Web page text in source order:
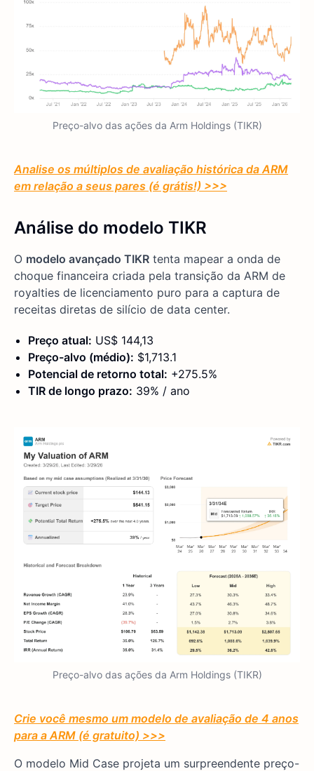
Preço-alvo das ações da Arm Holdings (TIKR)
Analise os múltiplos de avaliação histórica da ARM
em relação a seus pares (é grátis!) >>>
Análise do modelo TIKR
O modelo avançado TIKR tenta mapear a onda de
choque financeira criada pela transição da ARM de
royalties de licenciamento puro para a captura de
receitas diretas de silício de data center.
Preço atual: US$ 144,13
Preço-alvo (médio): $1,713.1
Potencial de retorno total: +275.5%
TIR de longo prazo: 39% / ano
Preço-alvo das ações da Arm Holdings (TIKR)
Crie você mesmo um modelo de avaliação de 4 anos
para a ARM (é gratuito) >>>
O modelo Mid Case projeta um surpreendente preço-